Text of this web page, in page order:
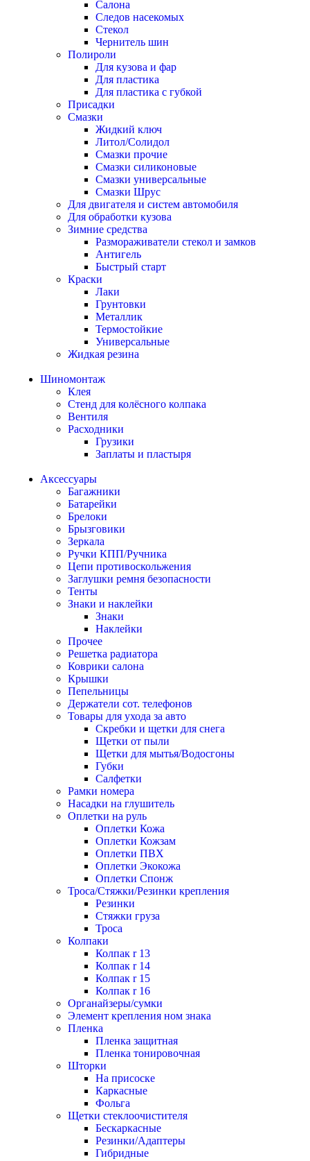
Салона
Следов насекомых
Стекол
Чернитель шин
Полироли
Для кузова и фар
Для пластика
Для пластика с губкой
Присадки
Смазки
Жидкий ключ
Литол/Солидол
Смазки прочие
Смазки силиконовые
Смазки универсальные
Смазки Шрус
Для двигателя и систем автомобиля
Для обработки кузова
Зимние средства
Размораживатели стекол и замков
Антигель
Быстрый старт
Краски
Лаки
Грунтовки
Металлик
Термостойкие
Универсальные
Жидкая резина
Шиномонтаж
Клея
Стенд для колёсного колпака
Вентиля
Расходники
Грузики
Заплаты и пластыря
Аксессуары
Багажники
Батарейки
Брелоки
Брызговики
Зеркала
Ручки КПП/Ручника
Цепи противоскольжения
Заглушки ремня безопасности
Тенты
Знаки и наклейки
Знаки
Наклейки
Прочее
Решетка радиатора
Коврики салона
Крышки
Пепельницы
Держатели сот. телефонов
Товары для ухода за авто
Скребки и щетки для снега
Щетки от пыли
Щетки для мытья/Водосгоны
Губки
Салфетки
Рамки номера
Насадки на глушитель
Оплетки на руль
Оплетки Кожа
Оплетки Кожзам
Оплетки ПВХ
Оплетки Экокожа
Оплетки Спонж
Троса/Стяжки/Резинки крепления
Резинки
Стяжки груза
Троса
Колпаки
Колпак r 13
Колпак r 14
Колпак r 15
Колпак r 16
Органайзеры/сумки
Элемент крепления ном знака
Пленка
Пленка защитная
Пленка тонировочная
Шторки
На присоске
Каркасные
Фольга
Щетки стеклоочистителя
Бескаркасные
Резинки/Адаптеры
Гибридные